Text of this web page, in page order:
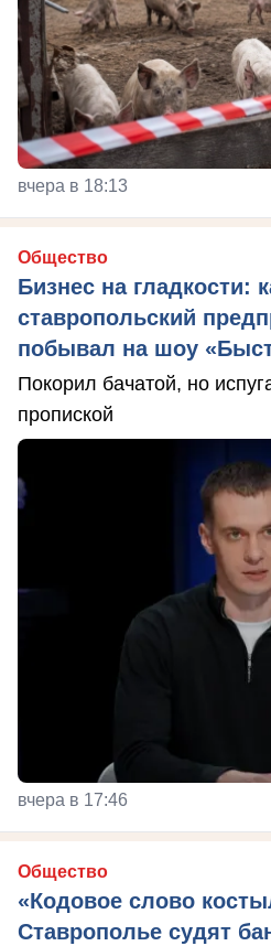
вчера в 18:13
Общество
Бизнес на гладкости:
ставропольский
побывал на шоу
Покорил бачатой, но
пропиской
вчера в 17:46
Общество
«Кодовое слово
Ставрополье судят